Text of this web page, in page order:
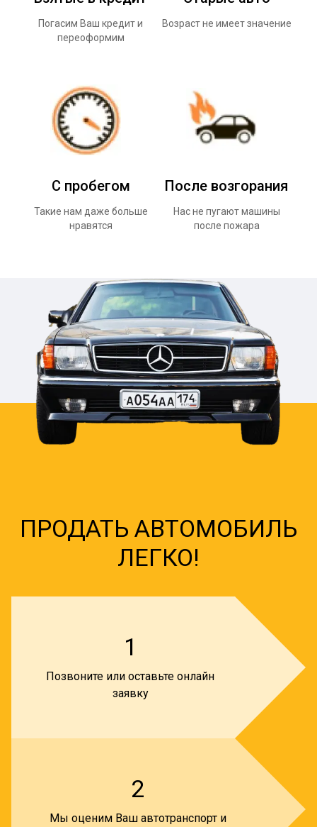
Погасим Ваш кредит и
переоформим
Возраст не имеет значение
С пробегом
Такие нам даже больше
нравятся
После возгорания
Нас не пугают машины
после пожара
ПРОДАТЬ АВТОМОБИЛЬ
ЛЕГКО!
1
Позвоните или оставьте онлайн
заявку
2
Мы оценим Ваш автотранспорт и